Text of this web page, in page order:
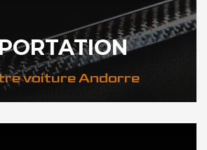
voiture Andorre